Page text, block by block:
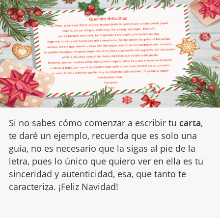
Si no sabes cómo comenzar a escribir tu carta,
te daré un ejemplo, recuerda que es solo una
guía, no es necesario que la sigas al pie de la
letra, pues lo único que quiero ver en ella es tu
sinceridad y autenticidad, esa, que tanto te
caracteriza. ¡Feliz Navidad!